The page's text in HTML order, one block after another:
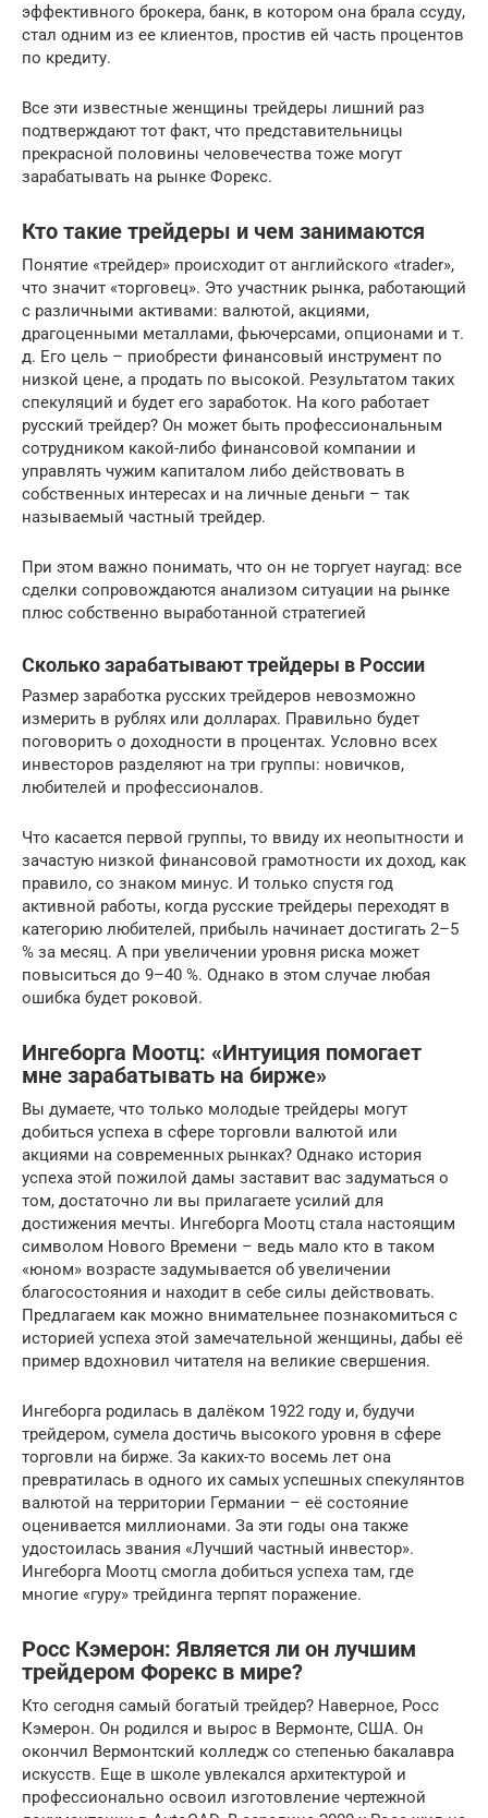
эффективного брокера, банк, в котором она брала ссуду,
стал одним из ее клиентов, простив ей часть процентов
по кредиту.
Все эти известные женщины трейдеры лишний раз
подтверждают тот факт, что представительницы
прекрасной половины человечества тоже могут
зарабатывать на рынке Форекс.
Кто такие трейдеры и чем занимаются
Понятие «трейдер» происходит от английского «trader»,
что значит «торговец». Это участник рынка, работающий
с различными активами: валютой, акциями,
драгоценными металлами, фьючерсами, опционами и т.
д. Его цель – приобрести финансовый инструмент по
низкой цене, а продать по высокой. Результатом таких
спекуляций и будет его заработок. На кого работает
русский трейдер? Он может быть профессиональным
сотрудником какой-либо финансовой компании и
управлять чужим капиталом либо действовать в
собственных интересах и на личные деньги – так
называемый частный трейдер.
При этом важно понимать, что он не торгует наугад: все
сделки сопровождаются анализом ситуации на рынке
плюс собственно выработанной стратегией
Сколько зарабатывают трейдеры в России
Размер заработка русских трейдеров невозможно
измерить в рублях или долларах. Правильно будет
поговорить о доходности в процентах. Условно всех
инвесторов разделяют на три группы: новичков,
любителей и профессионалов.
Что касается первой группы, то ввиду их неопытности и
зачастую низкой финансовой грамотности их доход, как
правило, со знаком минус. И только спустя год
активной работы, когда русские трейдеры переходят в
категорию любителей, прибыль начинает достигать 2–5
% за месяц. А при увеличении уровня риска может
повыситься до 9–40 %. Однако в этом случае любая
ошибка будет роковой.
Ингеборга Моотц: «Интуиция помогает
мне зарабатывать на бирже»
Вы думаете, что только молодые трейдеры могут
добиться успеха в сфере торговли валютой или
акциями на современных рынках? Однако история
успеха этой пожилой дамы заставит вас задуматься о
том, достаточно ли вы прилагаете усилий для
достижения мечты. Ингеборга Моотц стала настоящим
символом Нового Времени – ведь мало кто в таком
«юном» возрасте задумывается об увеличении
благосостояния и находит в себе силы действовать.
Предлагаем как можно внимательнее познакомиться с
историей успеха этой замечательной женщины, дабы её
пример вдохновил читателя на великие свершения.
Ингеборга родилась в далёком 1922 году и, будучи
трейдером, сумела достичь высокого уровня в сфере
торговли на бирже. За каких-то восемь лет она
превратилась в одного их самых успешных спекулянтов
валютой на территории Германии – её состояние
оценивается миллионами. За эти годы она также
удостоилась звания «Лучший частный инвестор».
Ингеборга Моотц смогла добиться успеха там, где
многие «гуру» трейдинга терпят поражение.
Росс Кэмерон: Является ли он лучшим
трейдером Форекс в мире?
Кто сегодня самый богатый трейдер? Наверное, Росс
Кэмерон. Он родился и вырос в Вермонте, США. Он
окончил Вермонтский колледж со степенью бакалавра
искусств. Еще в школе увлекался архитектурой и
профессионально освоил изготовление чертежной